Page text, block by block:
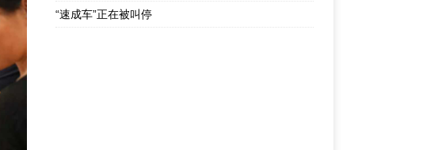
“速成车”正在被叫停